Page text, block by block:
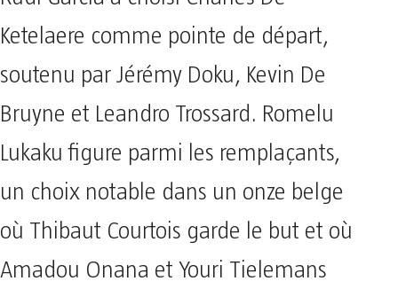
Ketelaere comme pointe de départ,
soutenu par Jérémy Doku, Kevin De
Bruyne et Leandro Trossard. Romelu
Lukaku figure parmi les remplaçants,
un choix notable dans un onze belge
où Thibaut Courtois garde le but et où
Amadou Onana et Youri Tielemans